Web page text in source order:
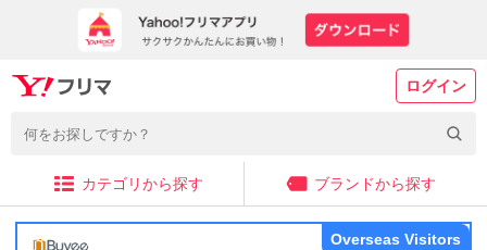
ログイン
カテゴリから探す ブランドから探す
Overseas Visitors